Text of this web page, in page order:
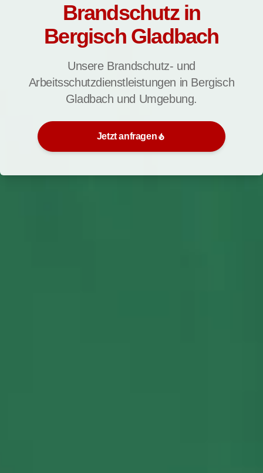
Brandschutz in
Bergisch Gladbach
Unsere Brandschutz- und
Arbeitsschutzdienstleistungen in Bergisch
Gladbach und Umgebung.
Jetzt anfragen